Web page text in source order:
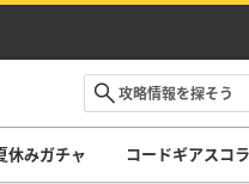
休みガチャ コードギアスコ